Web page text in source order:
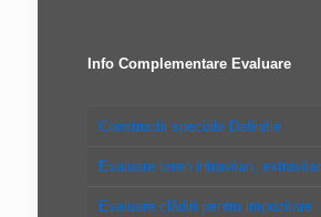
Info Complementare Evaluare
Constructii speciale Definitie
Evaluare teren intravilan,
Evaluare clădiri pentru impozitare